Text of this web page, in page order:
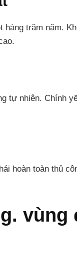
trăm năm.
tự nhiên. Chính
hoàn toàn thủ
vùng